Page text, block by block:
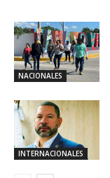
NACIONALES
INTERNACIONALES